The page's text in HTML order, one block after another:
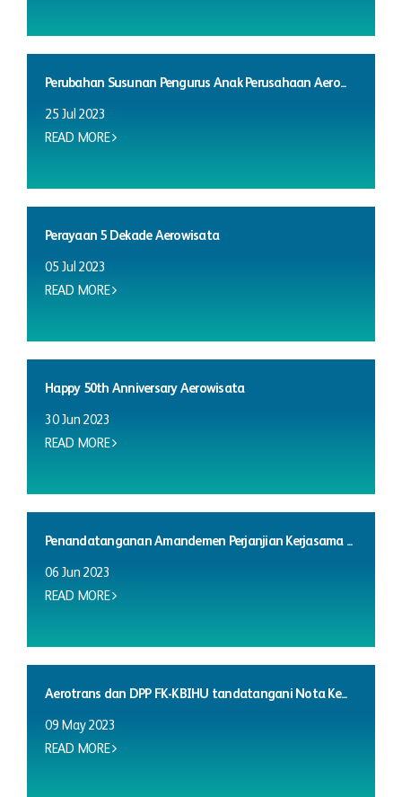
Perubahan Susunan Pengurus Anak Perusahaan Aero...
25 Jul 2023
READ MORE
Perayaan 5 Dekade Aerowisata
05 Jul 2023
READ MORE
Happy 50th Anniversary Aerowisata
30 Jun 2023
READ MORE
Penandatanganan Amandemen Perjanjian Kerjasama ...
06 Jun 2023
READ MORE
Aerotrans dan DPP FK-KBIHU tandatangani Nota Ke...
09 May 2023
READ MORE